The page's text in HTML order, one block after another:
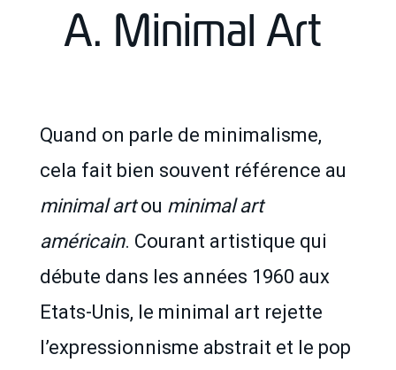
A. Minimal Art
Quand on parle de minimalisme,
cela fait bien souvent référence au
minimal artou minimal art
américain. Courant artistique qui
débute dans les années 1960 aux
Etats-Unis, le minimal art rejette
l’expressionnisme abstrait et le pop